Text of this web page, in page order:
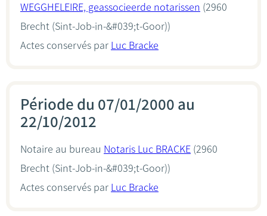
WEGGHELEIRE, geassocieerde notarissen (2960
Brecht (Sint-Job-in-&#039;t-Goor))
Actes conservés par Luc Bracke
Période du 07/01/2000 au
22/10/2012
Notaire au bureau Notaris Luc BRACKE (2960
Brecht (Sint-Job-in-&#039;t-Goor))
Actes conservés par Luc Bracke